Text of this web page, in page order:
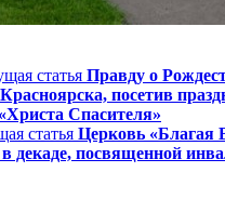
статья Правду о
посетив
Спасителя»
статья Церковь «Благая
в декаде, посвященной